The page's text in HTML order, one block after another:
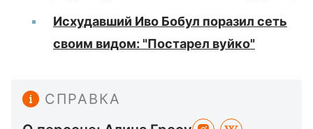
Исхудавший Иво Бобул поразил сеть
своим видом: "Постарел вуйко"
СПРАВКА